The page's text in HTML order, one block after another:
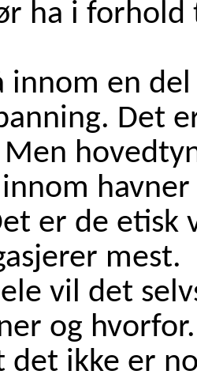
ha i forhold
innom en
Det
Men
er de etisk
mest.
vil det
og
det ikke er